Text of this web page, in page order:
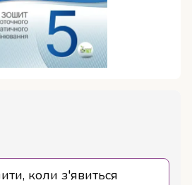
коли з'явиться